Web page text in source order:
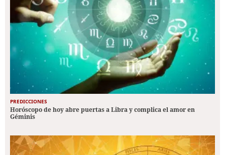
PREDICCIONES
Horóscopo de hoy abre puertas a Libra y complica el amor en
Géminis